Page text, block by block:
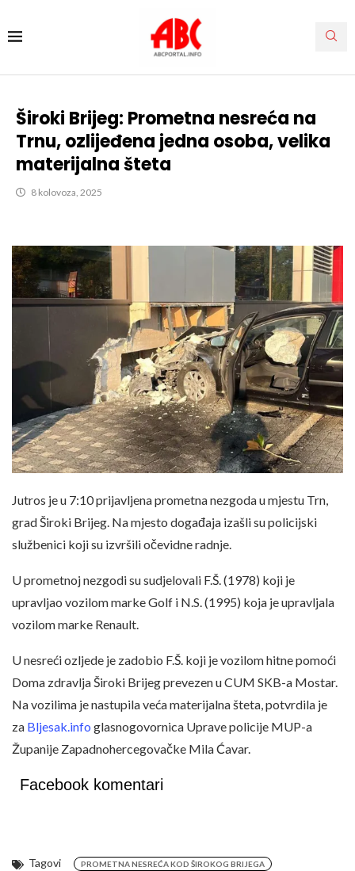
Široki Brijeg: Prometna nesreća na
Trnu, ozlijeđena jedna osoba, velika
materijalna šteta
8 kolovoza, 2025
Jutros je u 7:10 prijavljena prometna nezgoda u mjestu Trn,
grad Široki Brijeg. Na mjesto događaja izašli su policijski
službenici koji su izvršili očevidne radnje.
U prometnoj nezgodi su sudjelovali F.Š. (1978) koji je
upravljao vozilom marke Golf i N.S. (1995) koja je upravljala
vozilom marke Renault.
U nesreći ozljede je zadobio F.Š. koji je vozilom hitne pomoći
Doma zdravlja Široki Brijeg prevezen u CUM SKB-a Mostar.
Na vozilima je nastupila veća materijalna šteta, potvrdila je
za Bljesak.info glasnogovornica Uprave policije MUP-a
Županije Zapadnohercegovačke Mila Ćavar.
Facebook komentari
Tagovi PROMETNA NESREĆA KOD ŠIROKOG BRIJEGA